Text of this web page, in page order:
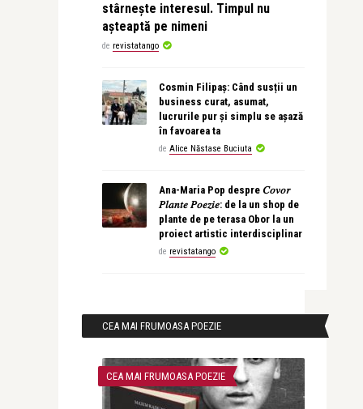
stârnește interesul. Timpul nu
așteaptă pe nimeni
de revistatango
Cosmin Filipaș: Când susții un
business curat, asumat,
lucrurile pur și simplu se așază
în favoarea ta
de Alice Năstase Buciuta
Ana-Maria Pop despre 𝐶𝑜𝑣𝑜𝑟
𝑃𝑙𝑎𝑛𝑡𝑒 𝑃𝑜𝑒𝑧𝑖𝑒: de la un shop de
plante de pe terasa Obor la un
proiect artistic interdisciplinar
de revistatango
CEA MAI FRUMOASA POEZIE
CEA MAI FRUMOASA POEZIE